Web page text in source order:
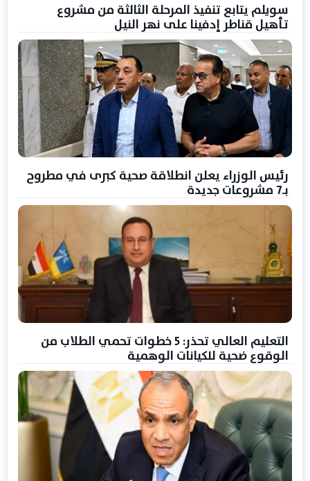
سويلم يتابع تنفيذ المرحلة الثالثة من مشروع
تأهيل قناطر إدفينا على نهر النيل
رئيس الوزراء يعلن انطلاقة صحية كبرى في مطروح
بـ7 مشروعات جديدة
التعليم العالي تحذر: 5 خطوات تحمي الطلاب من
الوقوع ضحية للكيانات الوهمية